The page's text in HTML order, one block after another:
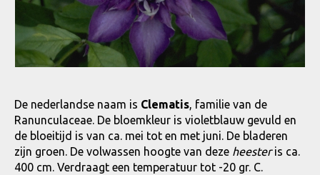
De nederlandse naam is Clematis, familie van de
Ranunculaceae. De bloemkleur is violetblauw gevuld en
de bloeitijd is van ca. mei tot en met juni. De bladeren
zijn groen. De volwassen hoogte van deze heesteris ca.
400 cm. Verdraagt een temperatuur tot -20 gr. C.